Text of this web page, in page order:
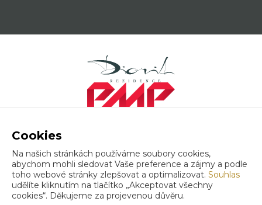
Veškeré vizualizace plní ilustrační funkci.
+420 773 944 222
rezidence@diorit.cz
Cookies
Na našich stránkách používáme soubory cookies,
abychom mohli sledovat Vaše preference a zájmy a podle
toho webové stránky zlepšovat a optimalizovat. Souhlas
udělíte kliknutím na tlačítko „Akceptovat všechny
cookies“. Děkujeme za projevenou důvěru.